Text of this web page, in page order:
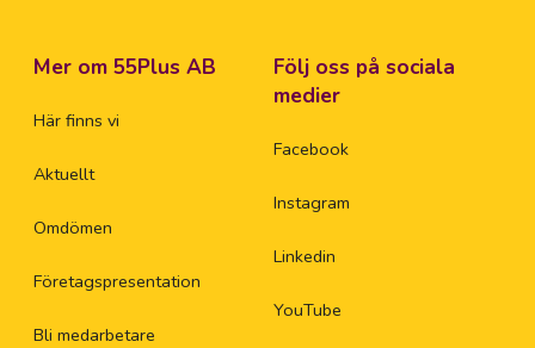
Mer om 55Plus AB
Här finns vi
Aktuellt
Omdömen
Företagspresentation
Bli medarbetare
Följ oss på sociala
medier
Facebook
Instagram
Linkedin
YouTube